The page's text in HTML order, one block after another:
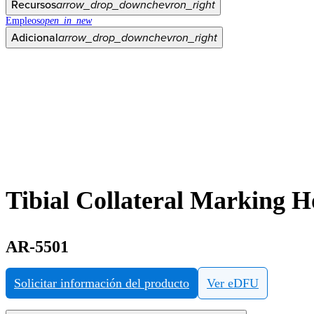
Recursosarrow_drop_downchevron_right
Empleosopen_in_new
Adicionalarrow_drop_downchevron_right
Tibial Collateral Marking
AR-5501
Solicitar información del producto Ver eDFU